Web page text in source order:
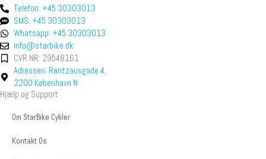
Telefon: +45 30303013
SMS: +45 30303013
Whatsapp: +45 30303013
info@starbike.dk
CVR NR: 29548161
Adressen: Rantzausgade 4,
2200 København N
Hjælp og Support
Om StarBike Cykler
Kontakt Os